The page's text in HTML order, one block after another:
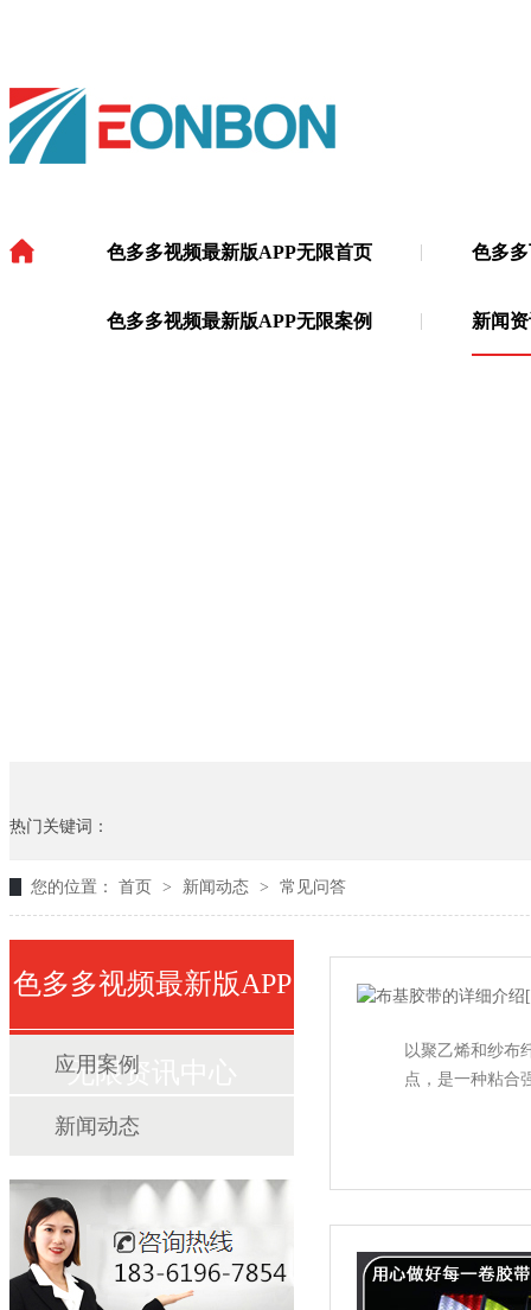
色多多视频最新版APP无限首页 色多
色多多视频最新版APP无限案例 新闻
热门关键词：
您的位置： 首页 > 新闻动态 > 常见问答
色多多视频最新版APP
无限资讯中心
应用案例
新闻动态
以聚乙烯和纱布纤
点，是一种粘合